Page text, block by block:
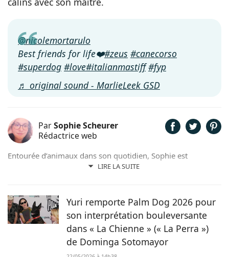
@nicolemortarulo
Best friends for life❤️#zeus #canecorso
#superdog #love#italianmastiff #fyp
♬ original sound - MarlieLeek GSD
ParSophie Scheurer
Rédactrice web
LIRE LA SUITE
Entourée d’animaux dans son quotidien, Sophie est
également passionnée de mots. Son amour pour les
précaire. Maya la croisée Labrador-Border Collie a été
retrouvée errante par la SPA et Hatchi, le chien Arbi, a été
sauvé de Tunisie. À ses yeux, ses 2 chiens, son chat et ses
lapins font partie intégrante de sa vie et de sa famille ! C’est
donc sans hésiter qu’elle a décidé de mettre sa plume au
Yuri remporte Palm Dog 2026 pour
son interprétation bouleversante
dans « La Chienne » (« La Perra »)
de Dominga Sotomayor